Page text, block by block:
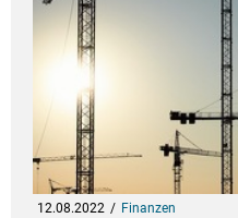
12.08.2022 Finanzen